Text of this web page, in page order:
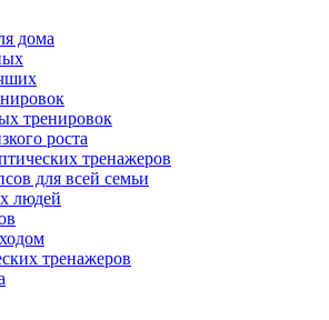
дома
тренировок
роста
тренажеров
для всей семьи
людей
тренажеров